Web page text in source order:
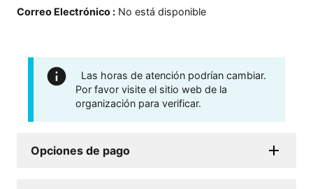
Correo Electrónico : No está disponible
Las horas de atención podrían cambiar.
Por favor visite el sitio web de la
organización para verificar.
Opciones de pago